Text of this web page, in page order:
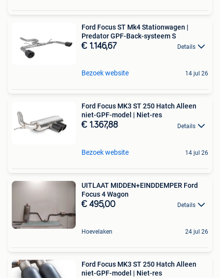
Ford Focus ST Mk4 Stationwagen |
Predator GPF-Back-systeem S
€ 1.146,67 Details
Bezoek website 14 jul 26
Ford Focus MK3 ST 250 Hatch Alleen
niet-GPF-model | Niet-res
€ 1.367,88 Details
Bezoek website 14 jul 26
UITLAAT MIDDEN+EINDDEMPER Ford
Focus 4 Wagon
€ 495,00 Details
Hoevelaken 24 jul 26
Ford Focus MK3 ST 250 Hatch Alleen
niet-GPF-model | Niet-res